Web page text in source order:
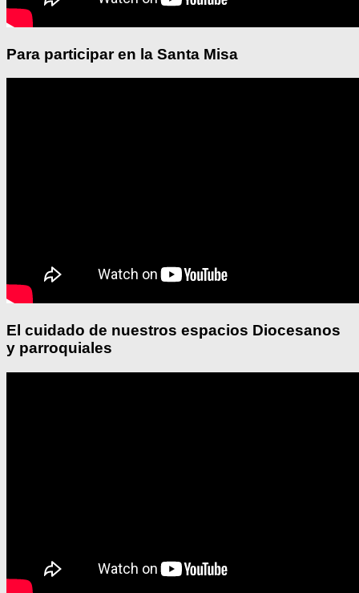
Para participar en la Santa Misa
El cuidado de nuestros espacios Diocesanos
y parroquiales